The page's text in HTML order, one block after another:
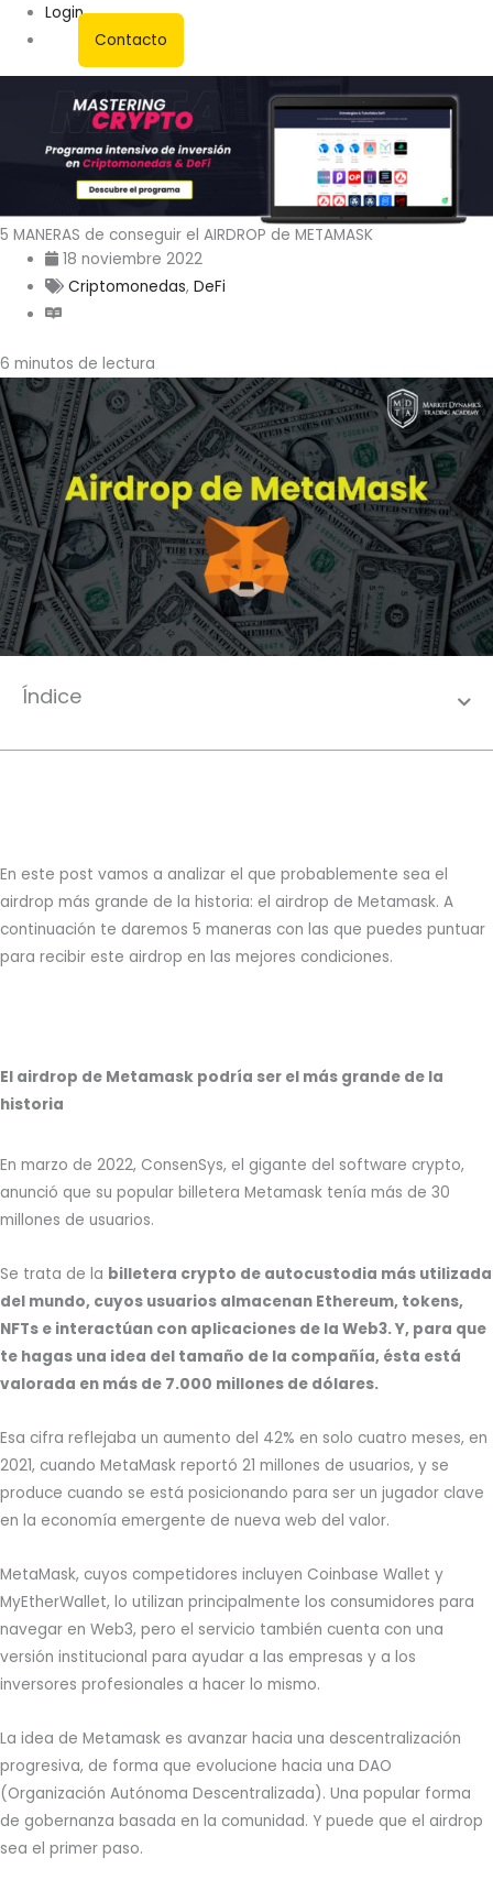
Login
Contacto
5 MANERAS de conseguir el AIRDROP de METAMASK
18 noviembre 2022
Criptomonedas,DeFi
Índice
En este post vamos a analizar el que probablemente sea el
airdrop más grande de la historia: el airdrop de Metamask. A
continuación te daremos 5 maneras con las que puedes puntuar
para recibir este airdrop en las mejores condiciones.
El airdrop de Metamask podría ser el más grande de la
historia
En marzo de 2022, ConsenSys, el gigante del software crypto,
anunció que su popular billetera Metamask tenía más de 30
millones de usuarios.
Se trata de la billetera crypto de autocustodia más utilizada
del mundo, cuyos usuarios almacenan Ethereum, tokens,
NFTs e interactúan con aplicaciones de la Web3. Y, para que
te hagas una idea del tamaño de la compañía, ésta está
valorada en más de 7.000 millones de dólares.
Esa cifra reflejaba un aumento del 42% en solo cuatro meses, en
2021, cuando MetaMask reportó 21 millones de usuarios, y se
produce cuando se está posicionando para ser un jugador clave
en la economía emergente de nueva web del valor.
MetaMask, cuyos competidores incluyen Coinbase Wallet y
MyEtherWallet, lo utilizan principalmente los consumidores para
navegar en Web3, pero el servicio también cuenta con una
versión institucional para ayudar a las empresas y a los
inversores profesionales a hacer lo mismo.
La idea de Metamask es avanzar hacia una descentralización
progresiva, de forma que evolucione hacia una DAO
(Organización Autónoma Descentralizada). Una popular forma
de gobernanza basada en la comunidad. Y puede que el airdrop
sea el primer paso.